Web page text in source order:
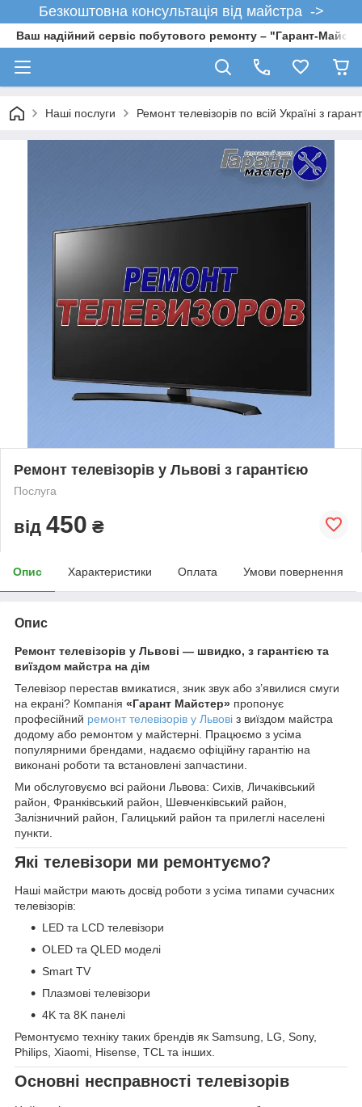
Безкоштовна консультація від майстра ->
Ваш надійний сервіс побутового ремонту – "Гарант-
Наші послуги Ремонт телевізорів по всій Україні з
Ремонт телевізорів у Львові з гарантією
Послуга
від 450 ₴
Опис Характеристики Оплата Умови повернення
Опис
Ремонт телевізорів у Львові — швидко, з гарантією та
виїздом майстра на дім
Телевізор перестав вмикатися, зник звук або з’явилися смуги
на екрані? Компанія «Гарант Майстер» пропонує
професійний ремонт телевізорів у Львові з виїздом майстра
додому або ремонтом у майстерні. Працюємо з усіма
популярними брендами, надаємо офіційну гарантію на
виконані роботи та встановлені запчастини.
Ми обслуговуємо всі райони Львова: Сихів, Личаківський
район, Франківський район, Шевченківський район,
Залізничний район, Галицький район та прилеглі населені
пункти.
Які телевізори ми ремонтуємо?
Наші майстри мають досвід роботи з усіма типами сучасних
телевізорів:
LED та LCD телевізори
OLED та QLED моделі
Smart TV
Плазмові телевізори
4K та 8K панелі
Ремонтуємо техніку таких брендів як Samsung, LG, Sony,
Philips, Xiaomi, Hisense, TCL та інших.
Основні несправності телевізорів